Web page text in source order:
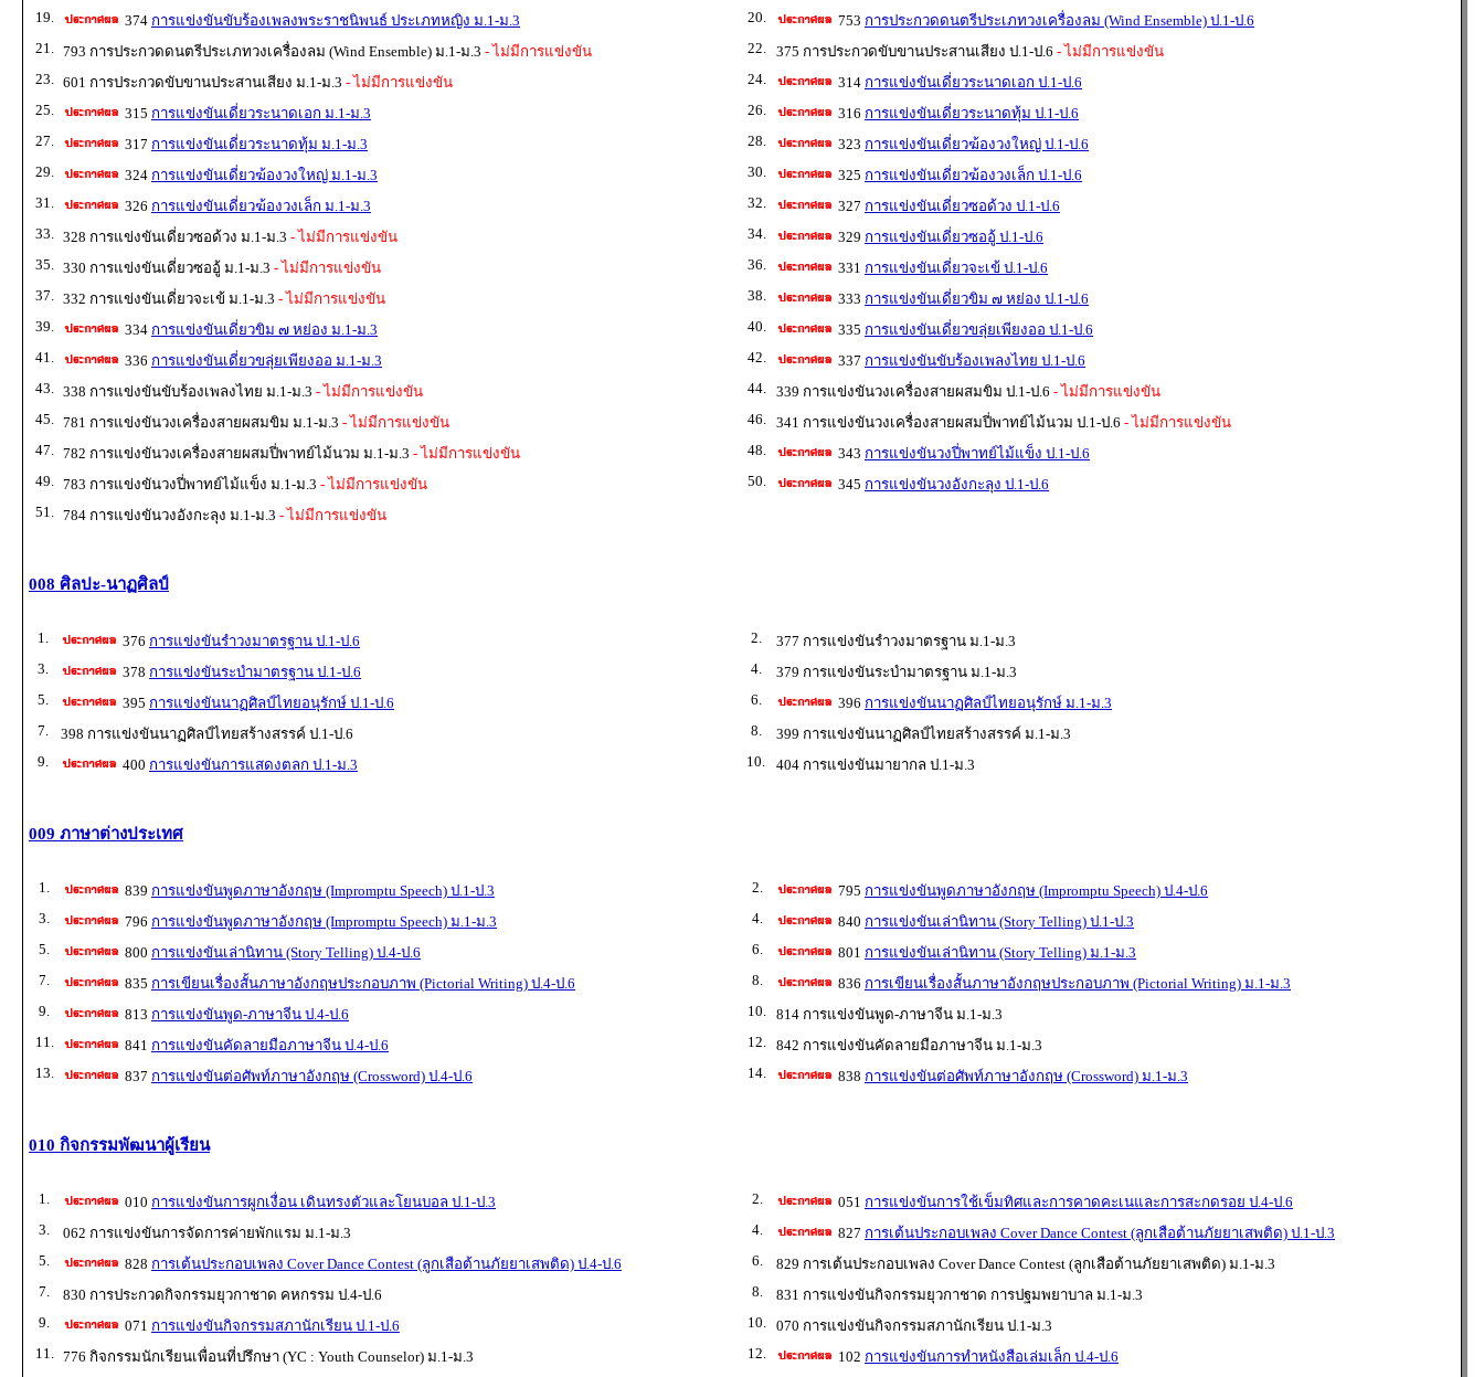
19.
374 การแข่งขันขับร้องเพลงพระราชนิพนธ์ ประเภทหญิง ม.1-ม.3 20. 753 การประกวดดนตรีประเภทวงเครื่องลม (Wind Ensemble) ป.1-ป.6
21. 793 การประกวดดนตรีประเภทวงเครื่องลม (Wind Ensemble) ม.1-ม.3 - ไม่มีการแข่งขัน 22. 375 การประกวดขับขานประสานเสียง ป.1-ป.6 - ไม่มีการแข่งขัน
23. 601 การประกวดขับขานประสานเสียง ม.1-ม.3 - ไม่มีการแข่งขัน 24. 314 การแข่งขันเดี่ยวระนาดเอก ป.1-ป.6
25.
315 การแข่งขันเดี่ยวระนาดเอก ม.1-ม.3 26. 316 การแข่งขันเดี่ยวระนาดทุ้ม ป.1-ป.6
27.
317 การแข่งขันเดี่ยวระนาดทุ้ม ม.1-ม.3 28. 323 การแข่งขันเดี่ยวฆ้องวงใหญ่ ป.1-ป.6
29.
324 การแข่งขันเดี่ยวฆ้องวงใหญ่ ม.1-ม.3 30. 325 การแข่งขันเดี่ยวฆ้องวงเล็ก ป.1-ป.6
31.
326 การแข่งขันเดี่ยวฆ้องวงเล็ก ม.1-ม.3 32. 327 การแข่งขันเดี่ยวซอด้วง ป.1-ป.6
33. 328 การแข่งขันเดี่ยวซอด้วง ม.1-ม.3 - ไม่มีการแข่งขัน 34. 329 การแข่งขันเดี่ยวซออู้ ป.1-ป.6
35. 330 การแข่งขันเดี่ยวซออู้ ม.1-ม.3 - ไม่มีการแข่งขัน 36. 331 การแข่งขันเดี่ยวจะเข้ ป.1-ป.6
37. 332 การแข่งขันเดี่ยวจะเข้ ม.1-ม.3 - ไม่มีการแข่งขัน 38. 333 การแข่งขันเดี่ยวขิม ๗ หย่อง ป.1-ป.6
39.
334 การแข่งขันเดี่ยวขิม ๗ หย่อง ม.1-ม.3 40. 335 การแข่งขันเดี่ยวขลุ่ยเพียงออ ป.1-ป.6
41.
336 การแข่งขันเดี่ยวขลุ่ยเพียงออ ม.1-ม.3 42. 337 การแข่งขันขับร้องเพลงไทย ป.1-ป.6
43. 338 การแข่งขันขับร้องเพลงไทย ม.1-ม.3 - ไม่มีการแข่งขัน 44. 339 การแข่งขันวงเครื่องสายผสมขิม ป.1-ป.6 - ไม่มีการแข่งขัน
45. 781 การแข่งขันวงเครื่องสายผสมขิม ม.1-ม.3 - ไม่มีการแข่งขัน 46. 341 การแข่งขันวงเครื่องสายผสมปี่พาทย์ไม้นวม ป.1-ป.6 - ไม่มีการแข่งขัน
47. 782 การแข่งขันวงเครื่องสายผสมปี่พาทย์ไม้นวม ม.1-ม.3 - ไม่มีการแข่งขัน 48. 343 การแข่งขันวงปี่พาทย์ไม้แข็ง ป.1-ป.6
49. 783 การแข่งขันวงปี่พาทย์ไม้แข็ง ม.1-ม.3 - ไม่มีการแข่งขัน 50. 345 การแข่งขันวงอังกะลุง ป.1-ป.6
51. 784 การแข่งขันวงอังกะลุง ม.1-ม.3 - ไม่มีการแข่งขัน
008 ศิลปะ-นาฏศิลป์
1. 376 การแข่งขันรำวงมาตรฐาน ป.1-ป.6 2.
377 การแข่งขันรำวงมาตรฐาน ม.1-ม.3
3.
378 การแข่งขันระบำมาตรฐาน ป.1-ป.6 4.
379 การแข่งขันระบำมาตรฐาน ม.1-ม.3
5.
395 การแข่งขันนาฏศิลป์ไทยอนุรักษ์ ป.1-ป.6 6. 396 การแข่งขันนาฏศิลป์ไทยอนุรักษ์ ม.1-ม.3
7.
398 การแข่งขันนาฏศิลป์ไทยสร้างสรรค์ ป.1-ป.6 8.
399 การแข่งขันนาฏศิลป์ไทยสร้างสรรค์ ม.1-ม.3
9.
400 การแข่งขันการแสดงตลก ป.1-ม.3 10. 404 การแข่งขันมายากล ป.1-ม.3
009 ภาษาต่างประเทศ
1. 839 การแข่งขันพูดภาษาอังกฤษ (Impromptu Speech) ป.1-ป.3 2. 795 การแข่งขันพูดภาษาอังกฤษ (Impromptu Speech) ป.4-ป.6
3.
796 การแข่งขันพูดภาษาอังกฤษ (Impromptu Speech) ม.1-ม.3 4. 840 การแข่งขันเล่านิทาน (Story Telling) ป.1-ป.3
5.
800 การแข่งขันเล่านิทาน (Story Telling) ป.4-ป.6 6. 801 การแข่งขันเล่านิทาน (Story Telling) ม.1-ม.3
7.
835 การเขียนเรื่องสั้นภาษาอังกฤษประกอบภาพ (Pictorial Writing) ป.4-ป.6 8. 836 การเขียนเรื่องสั้นภาษาอังกฤษประกอบภาพ (Pictorial Writing) ม.1-ม.3
9.
813 การแข่งขันพูด-ภาษาจีน ป.4-ป.6 10.
814 การแข่งขันพูด-ภาษาจีน ม.1-ม.3
11.
841 การแข่งขันคัดลายมือภาษาจีน ป.4-ป.6 12.
842 การแข่งขันคัดลายมือภาษาจีน ม.1-ม.3
13.
837 การแข่งขันต่อศัพท์ภาษาอังกฤษ (Crossword) ป.4-ป.6 14. 838 การแข่งขันต่อศัพท์ภาษาอังกฤษ (Crossword) ม.1-ม.3
010 กิจกรรมพัฒนาผู้เรียน
1. 010 การแข่งขันการผูกเงื่อน เดินทรงตัวและโยนบอล ป.1-ป.3 2. 051 การแข่งขันการใช้เข็มทิศและการคาดคะเนและการสะกดรอย ป.4-ป.6
3.
062 การแข่งขันการจัดการค่ายพักแรม ม.1-ม.3 4. 827 การเต้นประกอบเพลง Cover Dance Contest (ลูกเสือต้านภัยยาเสพติด) ป.1-ป.3
5.
828 การเต้นประกอบเพลง Cover Dance Contest (ลูกเสือต้านภัยยาเสพติด) ป.4-ป.6 6.
829 การเต้นประกอบเพลง Cover Dance Contest (ลูกเสือต้านภัยยาเสพติด) ม.1-ม.3
7.
830 การประกวดกิจกรรมยุวกาชาด คหกรรม ป.4-ป.6 8.
831 การแข่งขันกิจกรรมยุวกาชาด การปฐมพยาบาล ม.1-ม.3
9.
071 การแข่งขันกิจกรรมสภานักเรียน ป.1-ป.6 10.
070 การแข่งขันกิจกรรมสภานักเรียน ป.1-ม.3
11.
776 กิจกรรมนักเรียนเพื่อนที่ปรึกษา (YC : Youth Counselor) ม.1-ม.3 12. 102 การแข่งขันการทำหนังสือเล่มเล็ก ป.4-ป.6